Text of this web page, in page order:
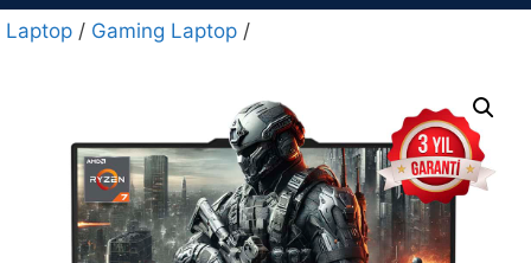
Laptop / Gaming Laptop /